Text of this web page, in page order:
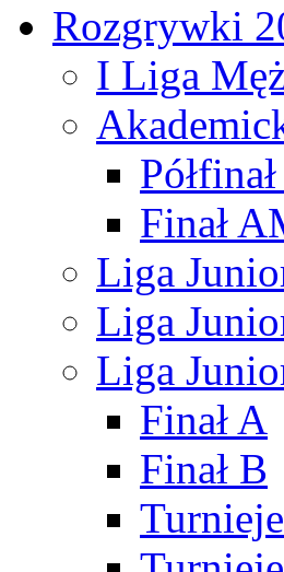
Rozgrywki
I Liga
Finał
Liga
Liga
Liga
Finał A
Finał B